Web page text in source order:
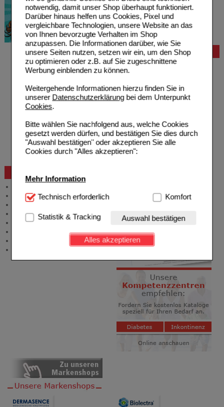
notwendig, damit unser Shop überhaupt funktioniert.
Darüber hinaus helfen uns Cookies, Pixel und
vergleichbare Technologien, unsere Website an das
von Ihnen bevorzugte Verhalten im Shop
anzupassen. Die Informationen darüber, wie Sie
unsere Seiten nutzen, setzen wir ein, um den Shop
zu optimieren oder z.B. auf Sie zugeschnittene
Werbung einblenden zu können.
Weitergehende Informationen hierzu finden Sie in
unserer Datenschutzerklärungbei dem Unterpunkt
Cookies.
Bitte wählen Sie nachfolgend aus, welche Cookies
gesetzt werden dürfen, und bestätigen Sie dies durch
"Auswahl bestätigen" oder akzeptieren Sie alle
Cookies durch "Alles akzeptieren":
Mehr Information
Technisch Notwendig:Hierbei handelt es sich um
Website notwendig sind (z.B. Navigation, Warenkorb,
Kundenkonto), weshalb auf diese nicht verzichtet
werden kann.
Einkaufserlebnis noch ansprechender zu gestalten,
beispielsweise für die Wiedererkennung des
Besuchers oder unsere Seite an bevorzugte
Verhaltensweisen (z.B. Spracheinstellung)
anzupassen. Komfort-Cookies ermöglichen es uns
auch auf Ihre Bedürfnisse zugeschrittene Inhalte
anzuzeigen und unser Partnerprogramm zu
Hierüber lassen sich
unserer Website sammeln, mit deren Hilfe wir unsere
Website weiter für Sie optimieren können, den Inhalt
auf unserer Website aber auch die Werbung auf
Drittseiten möglichst relevant für Sie zu gestalten.
Dritte wie z.B. Google oder soziale Medien
Technisch erforderlich Komfort
Statistik & Tracking Auswahl bestätigen
Alles akzeptieren
Bestellung
Hilfe zur Anmeldung
Hilfe zum Bestellvorgang
Rezepte einlösen
Freiumschläge anfordern
Reklamation
Widerrufsformular
Problembehebung
Bestellschein
Produktberatung
Meldung Arzneimittelrisiken
Zuzahlungsfreie Arzneien
Angebote & Downloads